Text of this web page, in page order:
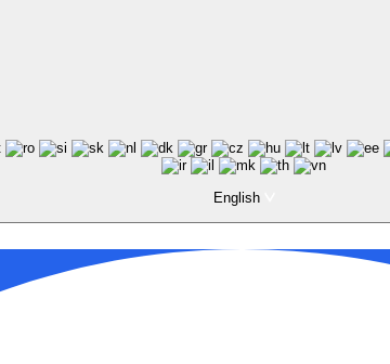
English